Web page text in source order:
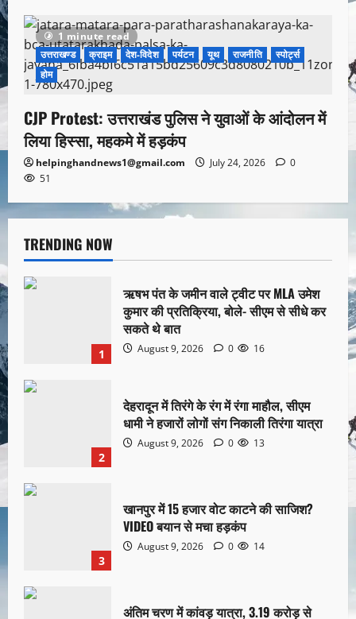
1 minute read
उत्तराखण्ड
क्राइम देश-विदेश पर्यटन यूथ राजनीति
स्पोर्ट्स
होम
CJP Protest: उत्तराखंड पुलिस ने युवाओं के आंदोलन में
लिया हिस्सा, महकमे में हड़कंप
helpinghandnews1@gmail.com July 24, 2026
0
51
TRENDING NOW
1
ऋषभ पंत के जमीन वाले ट्वीट पर MLA उमेश
कुमार की प्रतिक्रिया, बोले- सीएम से सीधे कर
सकते थे बात
August 9, 2026 0 16
2
देहरादून में तिरंगे के रंग में रंगा माहौल, सीएम
धामी ने हजारों लोगों संग निकाली तिरंगा यात्रा
August 9, 2026 0 13
3
खानपुर में 15 हजार वोट काटने की साजिश?
VIDEO बयान से मचा हड़कंप
August 9, 2026 0 14
अंतिम चरण में कांवड़ यात्रा, 3.19 करोड़ से